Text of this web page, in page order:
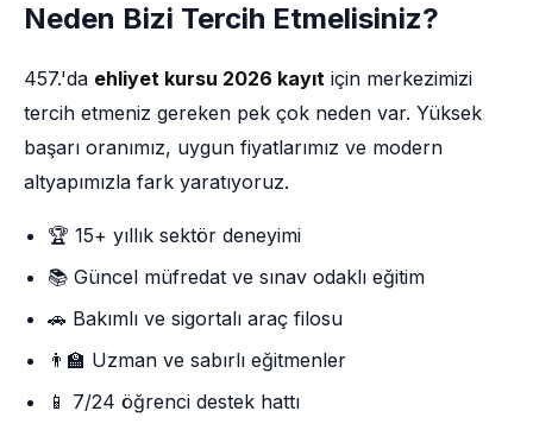
Neden Bizi Tercih Etmelisiniz?
457.'da ehliyet kursu 2026 kayıt için merkezimizi
tercih etmeniz gereken pek çok neden var. Yüksek
başarı oranımız, uygun fiyatlarımız ve modern
altyapımızla fark yaratıyoruz.
🏆 15+ yıllık sektör deneyimi
📚 Güncel müfredat ve sınav odaklı eğitim
🚗 Bakımlı ve sigortalı araç filosu
👨‍🏫 Uzman ve sabırlı eğitmenler
📱 7/24 öğrenci destek hattı